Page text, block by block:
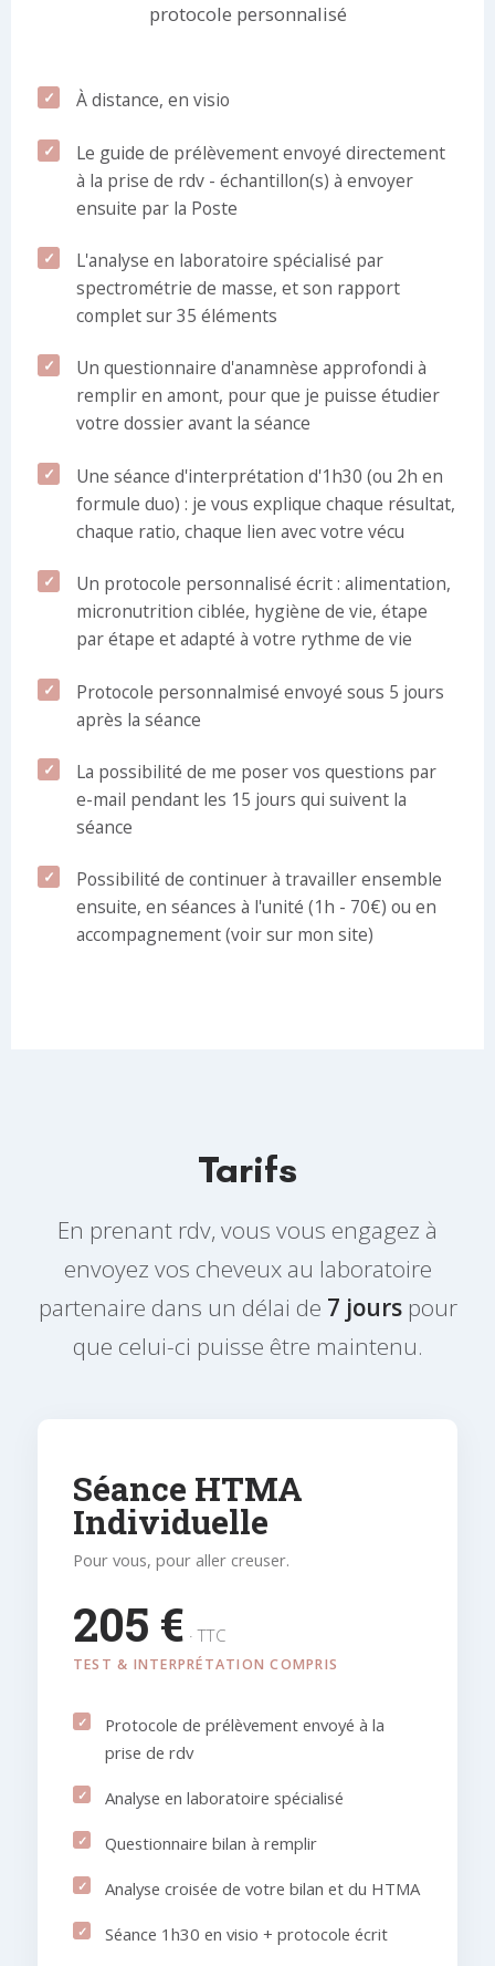
protocole personnalisé
À distance, en visio
Le guide de prélèvement envoyé directement
à la prise de rdv - échantillon(s) à envoyer
ensuite par la Poste
L'analyse en laboratoire spécialisé par
spectrométrie de masse, et son rapport
complet sur 35 éléments
Un questionnaire d'anamnèse approfondi à
remplir en amont, pour que je puisse étudier
votre dossier avant la séance
Une séance d'interprétation d'1h30 (ou 2h en
formule duo) : je vous explique chaque résultat,
chaque ratio, chaque lien avec votre vécu
Un protocole personnalisé écrit : alimentation,
micronutrition ciblée, hygiène de vie, étape
par étape et adapté à votre rythme de vie
Protocole personnalmisé envoyé sous 5 jours
après la séance
La possibilité de me poser vos questions par
e-mail pendant les 15 jours qui suivent la
séance
Possibilité de continuer à travailler ensemble
ensuite, en séances à l'unité (1h - 70€) ou en
accompagnement (voir sur mon site)
Tarifs
En prenant rdv, vous vous engagez à
envoyez vos cheveux au laboratoire
partenaire dans un délai de 7 jourspour
que celui-ci puisse être maintenu.
Séance HTMA
Individuelle
Pour vous, pour aller creuser.
205 € · TTC
TEST & INTERPRÉTATION COMPRIS
Protocole de prélèvement envoyé à la
prise de rdv
Analyse en laboratoire spécialisé
Questionnaire bilan à remplir
Analyse croisée de votre bilan et du HTMA
Séance 1h30 en visio + protocole écrit